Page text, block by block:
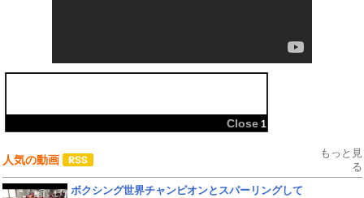
Close 1
人気の動画
もっと見
る
ボクシング世界チャンピオンとスパーリングして